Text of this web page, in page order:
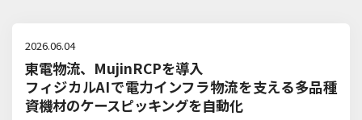
2026.06.04
東電物流、MujinRCPを導入
フィジカルAIで電力インフラ物流を支える多品種
資機材のケースピッキングを自動化